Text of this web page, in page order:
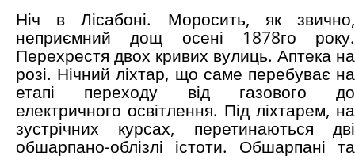
Ніч в Лісабоні. Моросить, як звично,
неприємний дощ осені 1878го року.
Перехрестя двох кривих вулиць. Аптека на
розі. Нічний ліхтар, що саме перебуває на
етапі переходу від газового до
електричного освітлення. Під ліхтарем, на
зустрічних курсах, перетинаються дві
обшарпано-облізлі істоти. Обшарпані та